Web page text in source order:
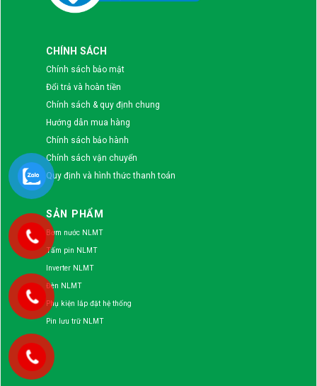
CHÍNH SÁCH
Chính sách bảo mật
Đổi trả và hoàn tiền
Chính sách & quy định chung
Hướng dẫn mua hàng
Chính sách bảo hành
Chính sách vận chuyển
Quy định và hình thức thanh toán
SẢN PHẨM
Bơm nước NLMT
Tấm pin NLMT
Inverter NLMT
Đèn NLMT
Phụ kiện lắp đặt hệ thống
Pin lưu trữ NLMT